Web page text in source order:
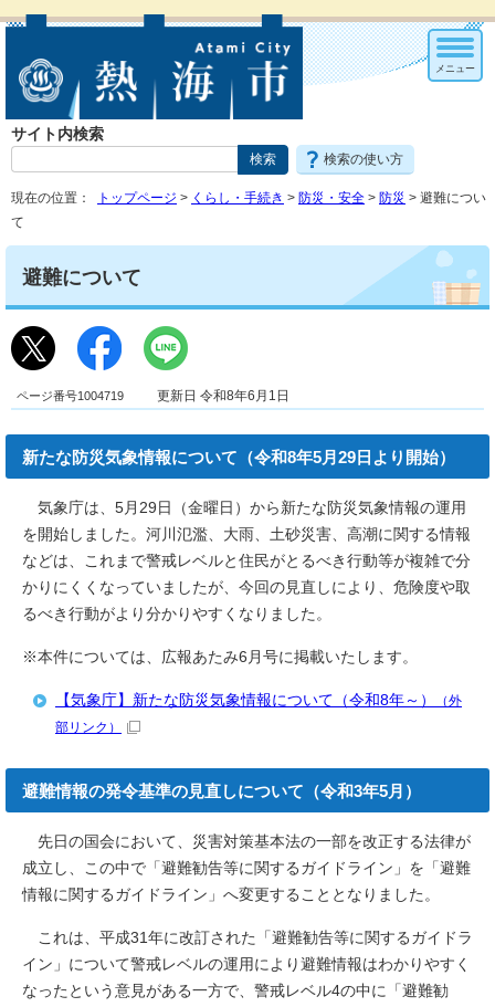
サイト内検索
検索の使い方
メニュー
現在の位置： トップページ > くらし・手続き > 防災・安全 > 防災 > 避難につい
て
避難について
ページ番号1004719 更新日 令和8年6月1日
新たな防災気象情報について（令和8年5月29日より開始）
気象庁は、5月29日（金曜日）から新たな防災気象情報の運用
を開始しました。河川氾濫、大雨、土砂災害、高潮に関する情報
などは、これまで警戒レベルと住民がとるべき行動等が複雑で分
かりにくくなっていましたが、今回の見直しにより、危険度や取
るべき行動がより分かりやすくなりました。
※本件については、広報あたみ6月号に掲載いたします。
【気象庁】新たな防災気象情報について（令和8年～）
（外
部リンク）
避難情報の発令基準の見直しについて（令和3年5月）
先日の国会において、災害対策基本法の一部を改正する法律が
成立し、この中で「避難勧告等に関するガイドライン」を「避難
情報に関するガイドライン」へ変更することとなりました。
これは、平成31年に改訂された「避難勧告等に関するガイドラ
イン」について警戒レベルの運用により避難情報はわかりやすく
なったという意見がある一方で、警戒レベル4の中に「避難勧